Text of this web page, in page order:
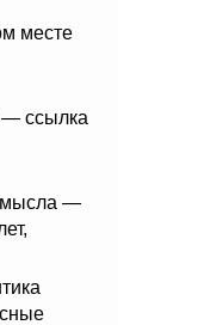
месте
— ссылка
—